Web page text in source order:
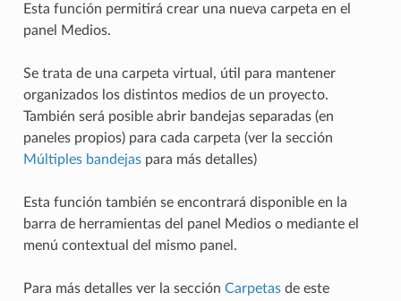
Esta función permitirá crear una nueva carpeta en el
panel Medios.
Se trata de una carpeta virtual, útil para mantener
organizados los distintos medios de un proyecto.
También será posible abrir bandejas separadas (en
paneles propios) para cada carpeta (ver la sección
Múltiples bandejaspara más detalles)
Esta función también se encontrará disponible en la
barra de herramientas del panel Medios o mediante el
menú contextual del mismo panel.
Para más detalles ver la sección Carpetasde este